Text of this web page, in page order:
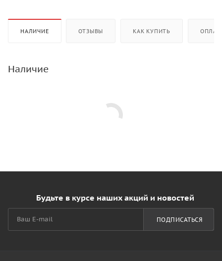
НАЛИЧИЕ ОТЗЫВЫ КАК КУПИТЬ
Наличие
Будьте в курсе наших акций и новостей
ПОДПИСАТЬСЯ